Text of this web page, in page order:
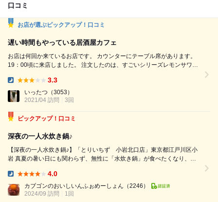
口コミ
お店が選ぶピックアップ！口コミ
遅い時間もやっている居酒屋カフェ
お店は何回か来ているお店です。 カウンターにテーブル席があります。
19：00頃に来店しました。 注文したのは、すごいシリーズレモンサワー
すごいシリーズはネーミングほどではないけど、レモンがいい感じで結構
気に入ってます。 かわ串はそれほど自分は辛くないけど、普通の人は辛
く感じると思います。 砂肝はコリっとして飲...
3.3
いったつ （3053）
2021/04 訪問
3回
ピックアップ！口コミ
深夜の一人水炊き鍋♪
【深夜の一人水炊き鍋♪】「とりいちず 小岩北口店」東京都江戸川区小
岩 真夏の暑い日にも関わらず、無性に「水炊き鍋」が食べたくなり、朝
お店に入ったのは、深夜2時頃。店内はさすがに混んではいませんでした
が、テーブル席の一角でドンチャン...
4.0
カブゴンのおいしいんふぉめーしょん （2246）
2024/09 訪問
1回